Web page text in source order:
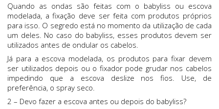
Quando as ondas são feitas com o babyliss ou escova
modelada, a fixação deve ser feita com produtos próprios
para isso. O segredo está no momento da utilização de cada
um deles. No caso do babyliss, esses produtos devem ser
utilizados antes de ondular os cabelos.
Já para a escova modelada, os produtos para fixar devem
ser utilizados depois ou o fixador pode grudar nos cabelos
impedindo que a escova deslize nos fios. Use, de
preferência, o spray seco.
2 – Devo fazer a escova antes ou depois do babyliss?